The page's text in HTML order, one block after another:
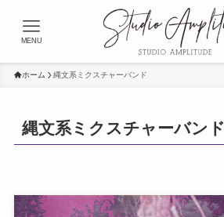
MENU
ホーム 縄文系ミクスチャーバンド
縄文系ミクスチャーバンド